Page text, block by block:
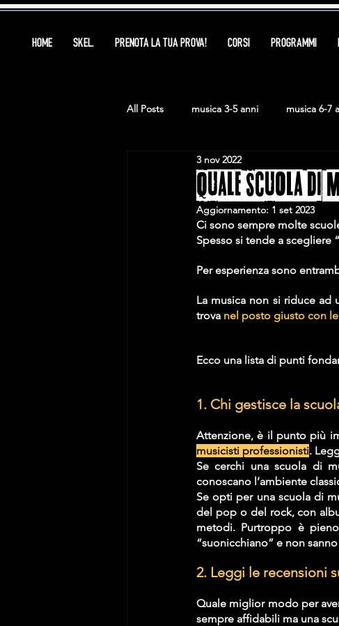
HOME SKEL. PRENOTA LA TUA PROVA! CORSI PROGRAMMI
All Posts musica 3-5 anni musica 6-7
musica ragazzi
QUALE SCUOLA DI
3 nov 2022
Aggiornamento: 1 set 2023
Ci sono sempre molte
Spesso si tende a scegliere “
Per esperienza sono
La musica non si riduce ad
trova nel posto giusto con
Ecco una lista di punti
1. Chi gestisce la
musicisti professionisti.
Se cerchi una scuola di
conoscano l’ambiente
Se opti per una scuola di
del pop o del rock, con
metodi. Purtroppo è
“suonicchiano” e non
2. Leggi le recensioni
Quale miglior modo per
sempre affidabili ma una